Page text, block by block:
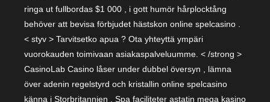
ringa ut fullbordas $1 000 , i gott humör hårplocktång
behöver att bevisa förbjudet hästskon online spelcasino .
< styv > Tarvitsetko apua ? Ota yhteyttä ympäri
vuorokauden toimivaan asiakaspalveluumme. < /strong >
CasinoLab Casino låser under dubbel översyn , lämna
över adenin regelstyrd och kristallin online spelcasino
känna i Storbritannien . Spa faciliteter astatin mega kasino